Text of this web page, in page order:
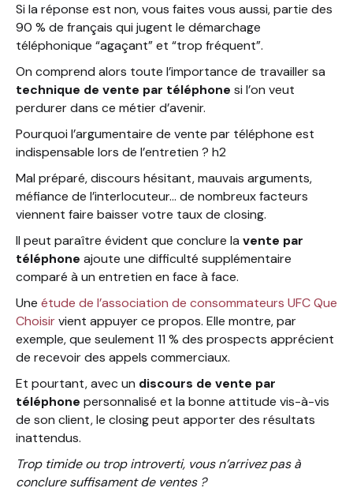
Si la réponse est non, vous faites vous aussi, partie des
90 % de français qui jugent le démarchage
téléphonique “agaçant” et “trop fréquent”.
On comprend alors toute l’importance de travailler sa
technique de vente par téléphone si l’on veut
perdurer dans ce métier d’avenir.
Pourquoi l’argumentaire de vente par téléphone est
indispensable lors de l’entretien ? h2
Mal préparé, discours hésitant, mauvais arguments,
méfiance de l’interlocuteur… de nombreux facteurs
viennent faire baisser votre taux de closing.
Il peut paraître évident que conclure la vente par
téléphone ajoute une difficulté supplémentaire
comparé à un entretien en face à face.
Une étude de l’association de consommateurs UFC Que
Choisirvient appuyer ce propos. Elle montre, par
exemple, que seulement 11 % des prospects apprécient
de recevoir des appels commerciaux.
Et pourtant, avec un discours de vente par
téléphone personnalisé et la bonne attitude vis-à-vis
de son client, le closing peut apporter des résultats
inattendus.
Trop timide ou trop introverti, vous n’arrivez pas à
conclure suffisament de ventes ?